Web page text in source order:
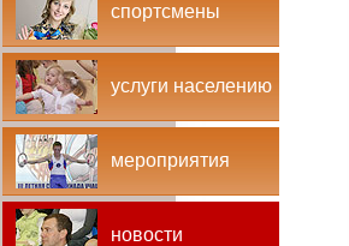
спортсмены
услуги населению
мероприятия
новости